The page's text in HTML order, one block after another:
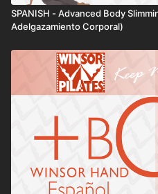
SPANISH - Advanced Body
Adelgazamiento Corporal)